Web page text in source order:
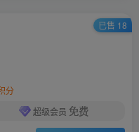
分
超级会员 免费
已售 18